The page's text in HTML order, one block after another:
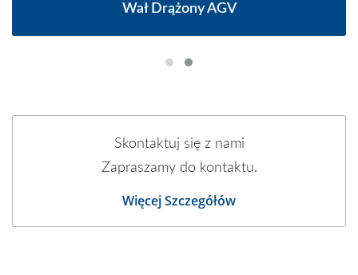
Wał Drążony AGV
Skontaktuj się z nami
Zapraszamy do kontaktu.
Więcej Szczegółów